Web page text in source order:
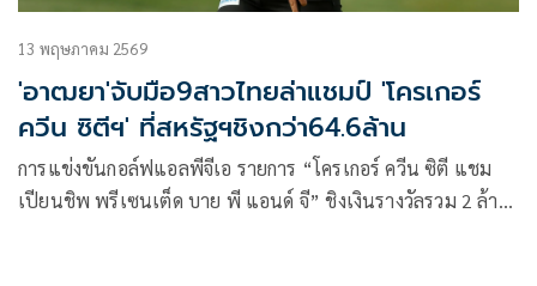
13 พฤษภาคม 2569
'อาฒยา'จับมือ9สาวไทยล่าแชมป์ 'โครเกอร์
ควีน ซิตีฯ' ที่สหรัฐฯชิงกว่า64.6ล้าน
การแข่งขันกอล์ฟแอลพีจีเอ รายการ “โครเกอร์ ควีน ซิตี แชม
เปียนชิพ พรีเซนเต็ด บาย พี แอนด์ จี” ชิงเงินรางวัลรวม 2 ล้าน